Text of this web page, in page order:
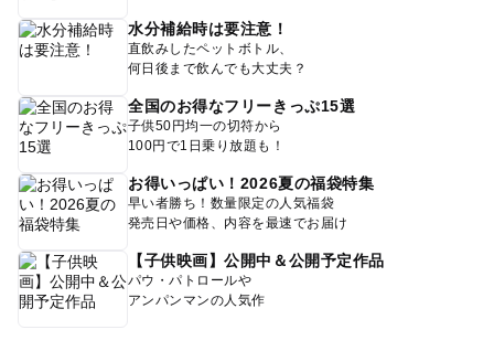
水分補給時は要注意！
直飲みしたペットボトル、
何日後まで飲んでも大丈夫？
全国のお得なフリーきっぷ15選
子供50円均一の切符から
100円で1日乗り放題も！
お得いっぱい！2026夏の福袋特集
早い者勝ち！数量限定の人気福袋
発売日や価格、内容を最速でお届け
【子供映画】公開中＆公開予定作品
パウ・パトロールや
アンパンマンの人気作